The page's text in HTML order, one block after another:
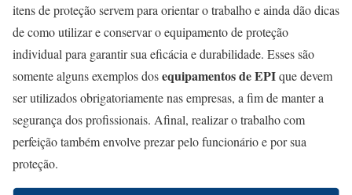
itens de proteção servem para orientar o trabalho e ainda dão dicas
de como utilizar e conservar o equipamento de proteção
individual para garantir sua eficácia e durabilidade. Esses são
somente alguns exemplos dosequipamentos de EPIque devem
ser utilizados obrigatoriamente nas empresas, a fim de manter a
segurança dos profissionais. Afinal, realizar o trabalho com
perfeição também envolve prezar pelo funcionário e por sua
proteção.